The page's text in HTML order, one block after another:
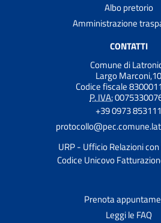
Albo pretorio
Amministrazione
CONTATTI
Comune di
Largo Marconi,10
Codice fiscale
P. IVA:
+39 0973 853111
URP - Ufficio Relazioni
Codice Unicovo
Prenota
Leggi le FAQ